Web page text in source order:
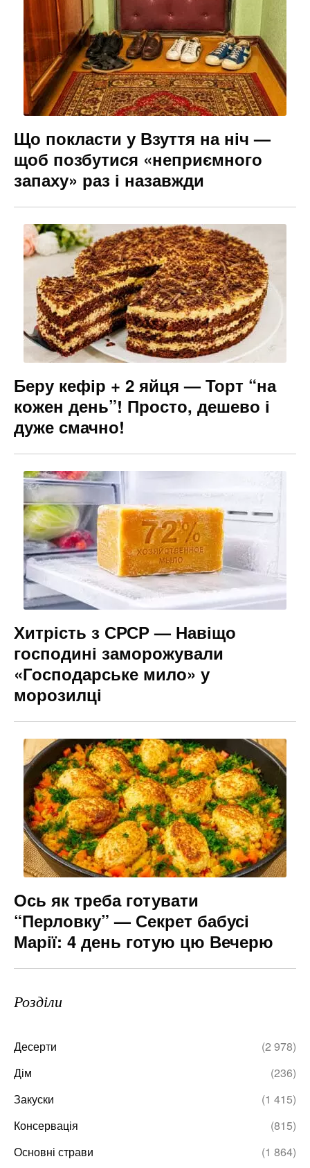
Що покласти у Взуття на ніч —
щоб позбутися «неприємного
запаху» раз і назавжди
Беру кефір + 2 яйця — Торт “на
кожен день”! Просто, дешево і
дуже смачно!
Хитрість з СРСР — Навіщо
господині заморожували
«Господарське мило» у
морозилці
Ось як треба готувати
“Перловку” — Секрет бабусі
Марії: 4 день готую цю Вечерю
Розділи
Десерти
(2 978)
Дім
(236)
Закуски
(1 415)
Консервація
(815)
Основні страви
(1 864)